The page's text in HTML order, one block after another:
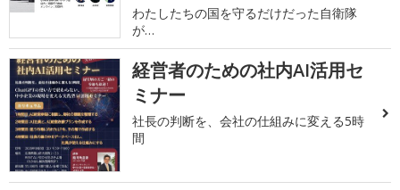
わたしたちの国を守るだけだった自衛隊
が…
経営者のための社内AI活用セ
ミナー
社長の判断を、会社の仕組みに変える5時
間